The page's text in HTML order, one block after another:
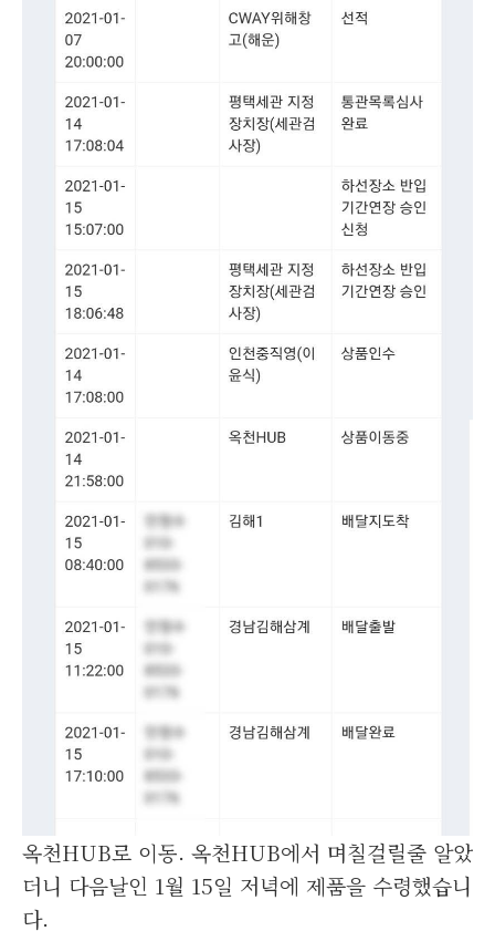
옥천HUB로 이동. 옥천HUB에서 며칠걸릴줄 알았
더니 다음날인 1월 15일 저녁에 제품을 수령했습니
다.